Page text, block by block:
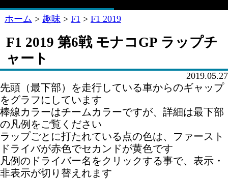
ホーム > 趣味 > F1 > F1 2019
F1 2019 第6戦 モナコGP ラップチ
ャート
2019.05.27
先頭（最下部）を走行している車からのギャップ
をグラフにしています
棒線カラーはチームカラーですが、詳細は最下部
の凡例をご覧ください
ラップごとに打たれている点の色は、ファースト
ドライバが赤色でセカンドが黄色です
凡例のドライバー名をクリックする事で、表示・
非表示が切り替えれます